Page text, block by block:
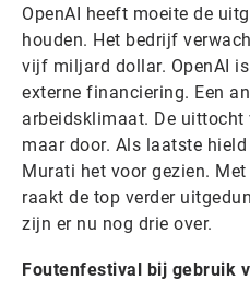
OpenAI heeft moeite de
houden. Het bedrijf
vijf miljard dollar. OpenAI
externe financiering. Een
arbeidsklimaat. De uittocht
maar door. Als laatste hield
Murati het voor gezien.
raakt de top verder
zijn er nu nog drie over.
Foutenfestival bij gebruik